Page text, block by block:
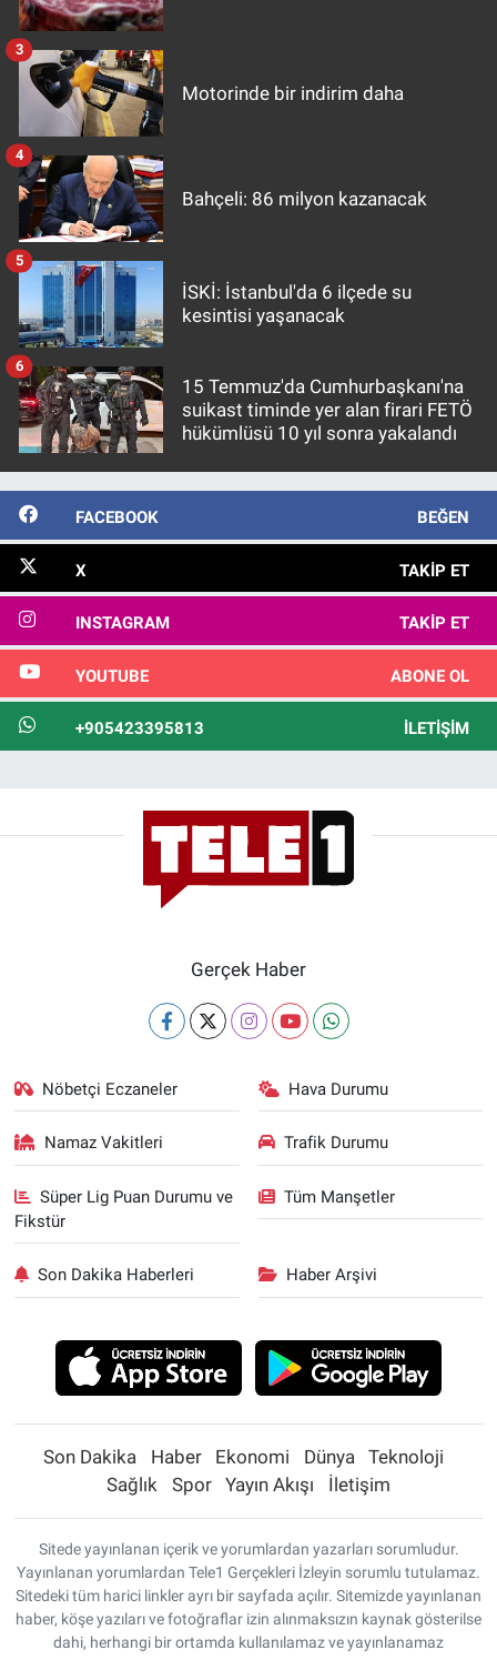
Motorinde bir indirim daha
3
Bahçeli: 86 milyon kazanacak
4
İSKİ: İstanbul'da 6 ilçede su
kesintisi yaşanacak
5
15 Temmuz'da Cumhurbaşkanı'na
suikast timinde yer alan firari FETÖ
hükümlüsü 10 yıl sonra yakalandı
6
FACEBOOK BEĞEN
X TAKIP ET
INSTAGRAM TAKIP ET
YOUTUBE ABONE OL
+905423395813 İLETIŞIM
Gerçek Haber
Nöbetçi Eczaneler Hava Durumu
Namaz Vakitleri Trafik Durumu
Süper Lig Puan Durumu ve
Fikstür
Tüm Manşetler
Son Dakika Haberleri Haber Arşivi
Son Dakika Haber Ekonomi Dünya
Teknoloji
Sağlık
Spor Yayın Akışı İletişim
Sitede yayınlanan içerik ve yorumlardan yazarları sorumludur.
Yayınlanan yorumlardan Tele1 Gerçekleri İzleyin sorumlu tutulamaz.
Sitedeki tüm harici linkler ayrı bir sayfada açılır. Sitemizde yayınlanan
haber, köşe yazıları ve fotoğraflar izin alınmaksızın kaynak gösterilse
dahi, herhangi bir ortamda kullanılamaz ve yayınlanamaz